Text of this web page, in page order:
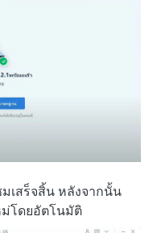
เสร็จสิ้น หลังจากนั้น
โดยอัตโนมัติ